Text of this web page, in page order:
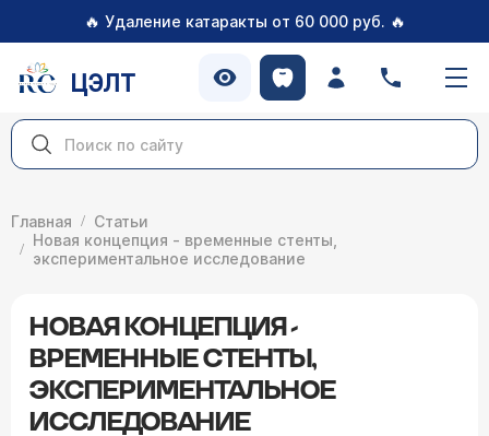
🔥 Удаление катаракты от 60 000 руб. 🔥
ЦЭЛТ
Главная
Статьи
Новая концепция - временные стенты,
экспериментальное исcледование
НОВАЯ КОНЦЕПЦИЯ -
ВРЕМЕННЫЕ СТЕНТЫ,
ЭКСПЕРИМЕНТАЛЬНОЕ
ИСCЛЕДОВАНИЕ